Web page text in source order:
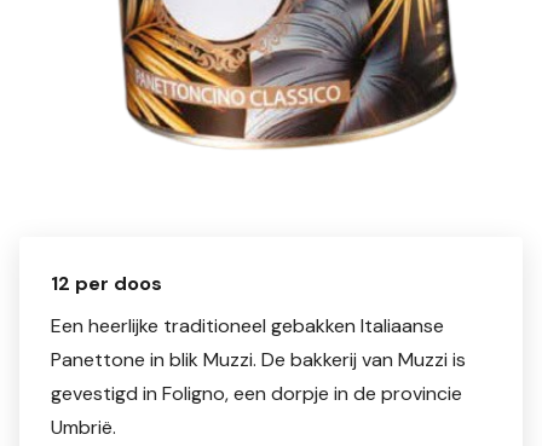
12 per doos
Een heerlijke traditioneel gebakken Italiaanse
Panettone in blik Muzzi. De bakkerij van Muzzi is
gevestigd in Foligno, een dorpje in de provincie
Umbrië.